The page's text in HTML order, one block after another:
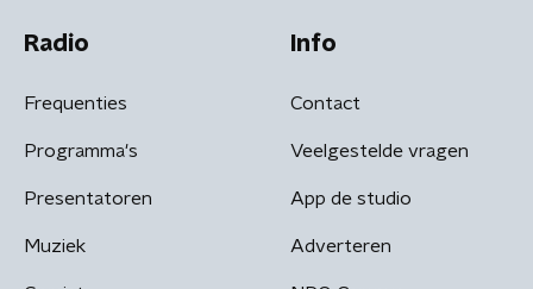
Radio
Frequenties
Programma's
Presentatoren
Muziek
Info
Contact
Veelgestelde vragen
App de studio
Adverteren